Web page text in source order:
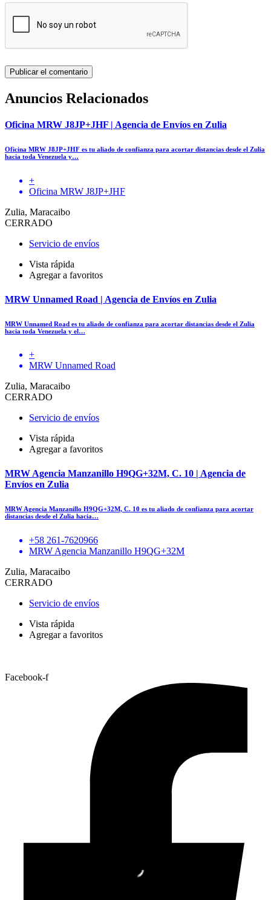
Anuncios Relacionados
Oficina MRW J8JP+JHF | Agencia de Envíos en Zulia
Oficina MRW J8JP+JHF es tu aliado de confianza para acortar distancias desde el Zulia
hacia toda Venezuela y…
+
Oficina MRW J8JP+JHF
Zulia, Maracaibo
CERRADO
Servicio de envíos
Vista rápida
Agregar a favoritos
MRW Unnamed Road | Agencia de Envíos en Zulia
MRW Unnamed Road es tu aliado de confianza para acortar distancias desde el Zulia
hacia toda Venezuela y el…
+
MRW Unnamed Road
Zulia, Maracaibo
CERRADO
Servicio de envíos
Vista rápida
Agregar a favoritos
MRW Agencia Manzanillo H9QG+32M, C. 10 | Agencia de
Envíos en Zulia
MRW Agencia Manzanillo H9QG+32M, C. 10 es tu aliado de confianza para acortar
distancias desde el Zulia hacia…
+58 261-7620966
MRW Agencia Manzanillo H9QG+32M
Zulia, Maracaibo
CERRADO
Servicio de envíos
Vista rápida
Agregar a favoritos
Facebook-f